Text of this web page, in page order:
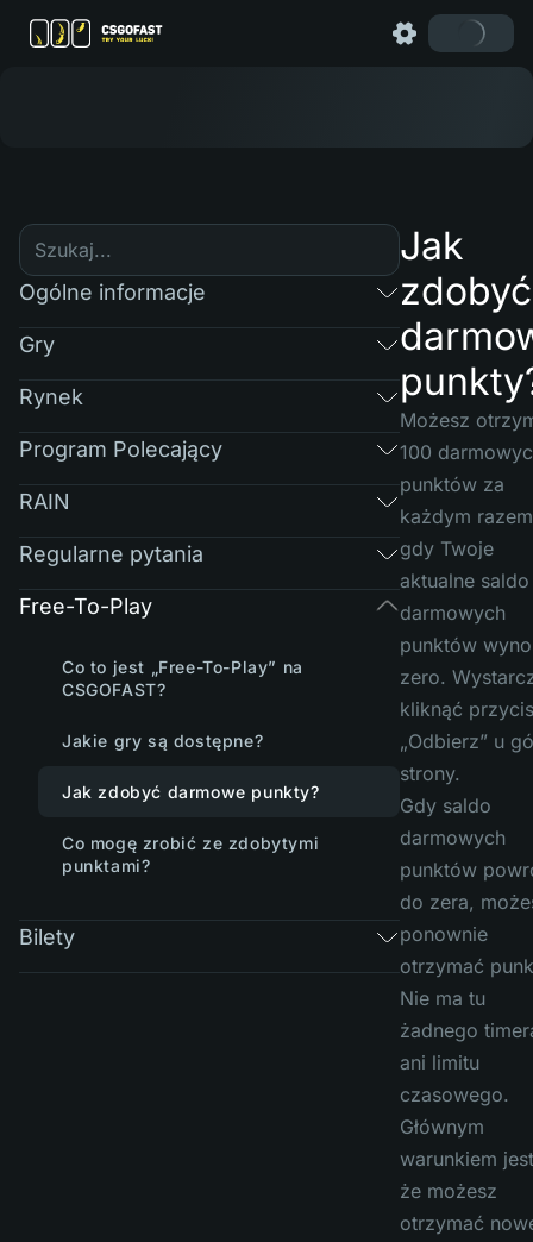
Ogólne informacje
Gry
Rynek
Program Polecający
RAIN
Regularne pytania
Free-To-Play
Co to jest „Free-To-Play” na
CSGOFAST?
Jakie gry są dostępne?
Jak zdobyć darmowe punkty?
Co mogę zrobić ze zdobytymi
punktami?
Bilety
Jak
zdobyć
Możesz
100
punktów za
każdym
gdy Twoje
aktualne saldo
darmowych
punktów
zero.
kliknąć
„Odbierz” u
strony.
Gdy saldo
darmowych
punktów
do zera,
ponownie
otrzymać
Nie ma tu
żadnego
ani limitu
czasowego.
Głównym
warunkiem
że możesz
otrzymać